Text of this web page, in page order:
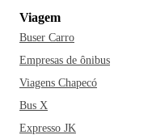
Viagem
Buser Carro
Empresas de ônibus
Viagens Chapecó
Bus X
Expresso JK